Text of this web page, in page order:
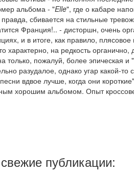
альбома - "Elle", где о кабаре
сбивается на стильные
Франция!.. - дисторшн, очень
и в итоге, как правило,
характерно, на редкость
пожалуй, более эпическая и
разудалое, однако угар какой-
вдвое лучше, когда они
хорошим альбомом. Опыт
публикации: